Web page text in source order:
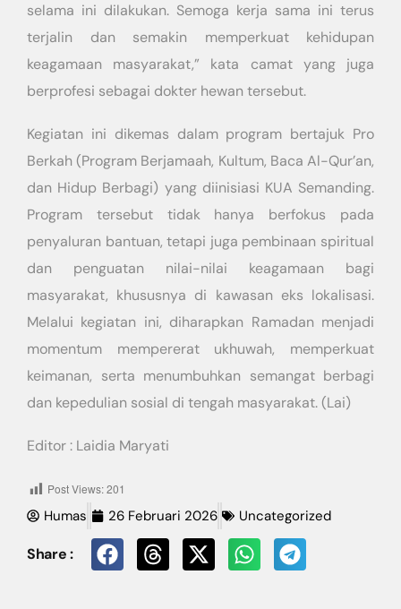
selama ini dilakukan. Semoga kerja sama ini terus
terjalin dan semakin memperkuat kehidupan
keagamaan masyarakat,” kata camat yang juga
berprofesi sebagai dokter hewan tersebut.
Kegiatan ini dikemas dalam program bertajuk Pro
Berkah (Program Berjamaah, Kultum, Baca Al-Qur’an,
dan Hidup Berbagi) yang diinisiasi KUA Semanding.
Program tersebut tidak hanya berfokus pada
penyaluran bantuan, tetapi juga pembinaan spiritual
dan penguatan nilai-nilai keagamaan bagi
masyarakat, khususnya di kawasan eks lokalisasi.
Melalui kegiatan ini, diharapkan Ramadan menjadi
momentum mempererat ukhuwah, memperkuat
keimanan, serta menumbuhkan semangat berbagi
dan kepedulian sosial di tengah masyarakat. (Lai)
Editor : Laidia Maryati
Post Views:201
Humas 26 Februari 2026 Uncategorized
Share :